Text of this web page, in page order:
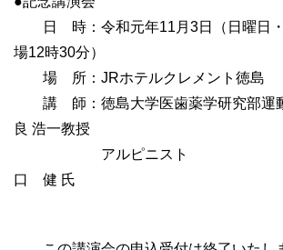
日 時：令和元年11月3日（日曜日・
場12時30分）
場 所：JRホテルクレメント徳島
講 師：徳島大学医歯薬学研究部運
良 浩一教授
アルピニス
口 健 氏